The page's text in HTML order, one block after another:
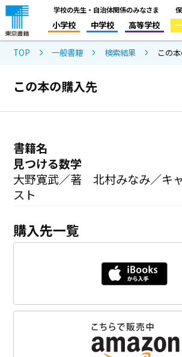
学校の先生・自治体関係のみなさま
小学校 中学校 高等学校
TOP 一般書籍 検索結果 この
この本の購入先
書籍名
見つける数学
大野寛武／著 北村みなみ／キ
スト
購入先一覧